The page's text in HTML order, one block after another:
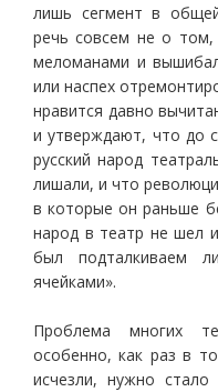
лишь сегмент в
речь совсем не о том,
меломанами и
или наспех
нравится давно
и утверждают, что до
русский народ
лишали, и что
в которые он раньше
народ в театр не шел
был подталкиваем
ячейками».
Проблема многих
особенно, как раз в
исчезли, нужно стало